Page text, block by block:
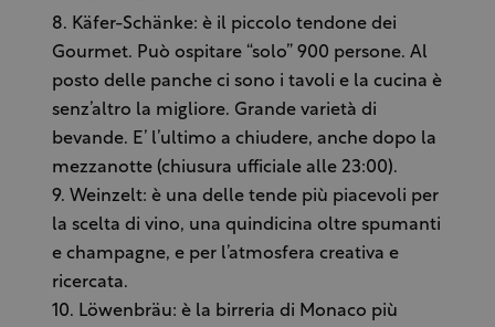
8. Käfer-Schänke: è il piccolo tendone dei
Gourmet. Può ospitare “solo” 900 persone. Al
posto delle panche ci sono i tavoli e la cucina è
senz’altro la migliore. Grande varietà di
bevande. E’ l’ultimo a chiudere, anche dopo la
mezzanotte (chiusura ufficiale alle 23:00).
9. Weinzelt: è una delle tende più piacevoli per
la scelta di vino, una quindicina oltre spumanti
e champagne, e per l’atmosfera creativa e
ricercata.
10. Löwenbräu: è la birreria di Monaco più